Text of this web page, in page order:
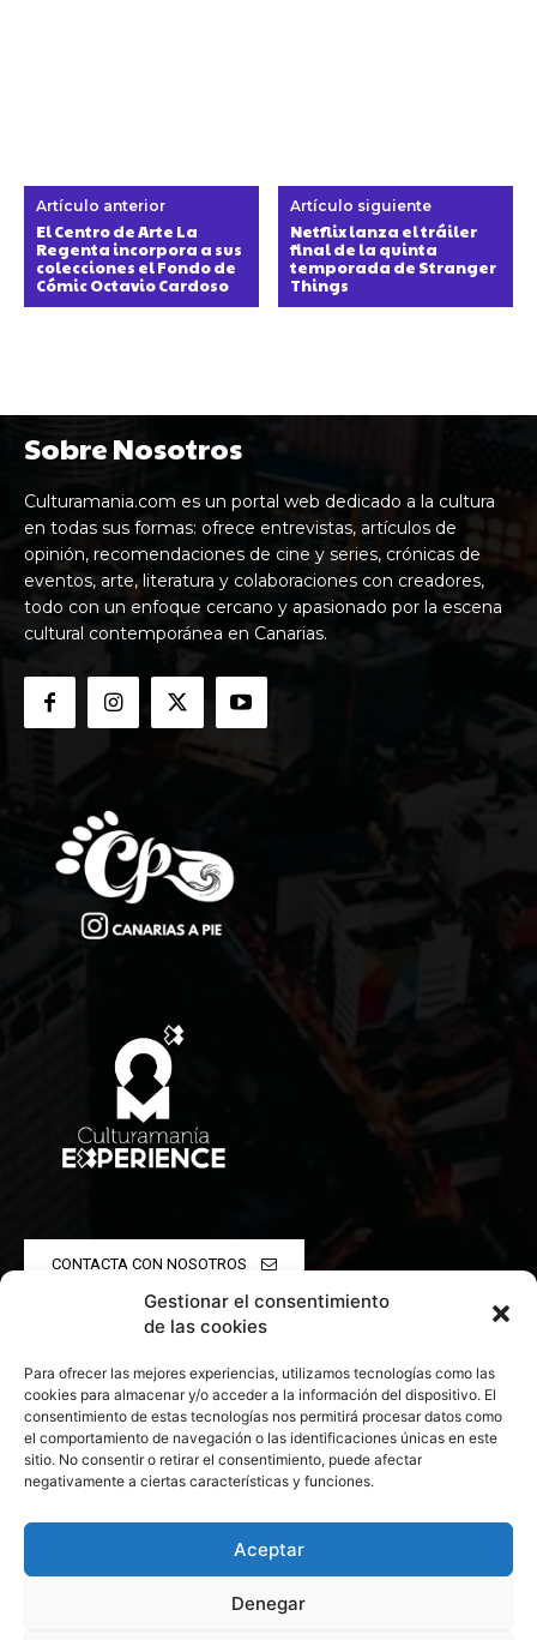
Gestionar el consentimiento
de las cookies
Para ofrecer las mejores experiencias, utilizamos tecnologías como las
cookies para almacenar y/o acceder a la información del dispositivo. El
consentimiento de estas tecnologías nos permitirá procesar datos como
el comportamiento de navegación o las identificaciones únicas en este
sitio. No consentir o retirar el consentimiento, puede afectar
negativamente a ciertas características y funciones.
Aceptar
Denegar
Artículo anterior
El Centro de Arte La
Regenta incorpora a sus
colecciones el Fondo de
Cómic Octavio Cardoso
Artículo siguiente
Netflix lanza el tráiler
final de la quinta
temporada de Stranger
Things
Sobre Nosotros
Culturamania.com es un portal web dedicado a la cultura
en todas sus formas: ofrece entrevistas, artículos de
opinión, recomendaciones de cine y series, crónicas de
eventos, arte, literatura y colaboraciones con creadores,
todo con un enfoque cercano y apasionado por la escena
cultural contemporánea en Canarias.
CONTACTA CON NOSOTROS
POLÍTICA DE PRIVACIDAD
POLÍTICA DE COOKIES
© 2026 Todos los derechos reservados. Culturamanía